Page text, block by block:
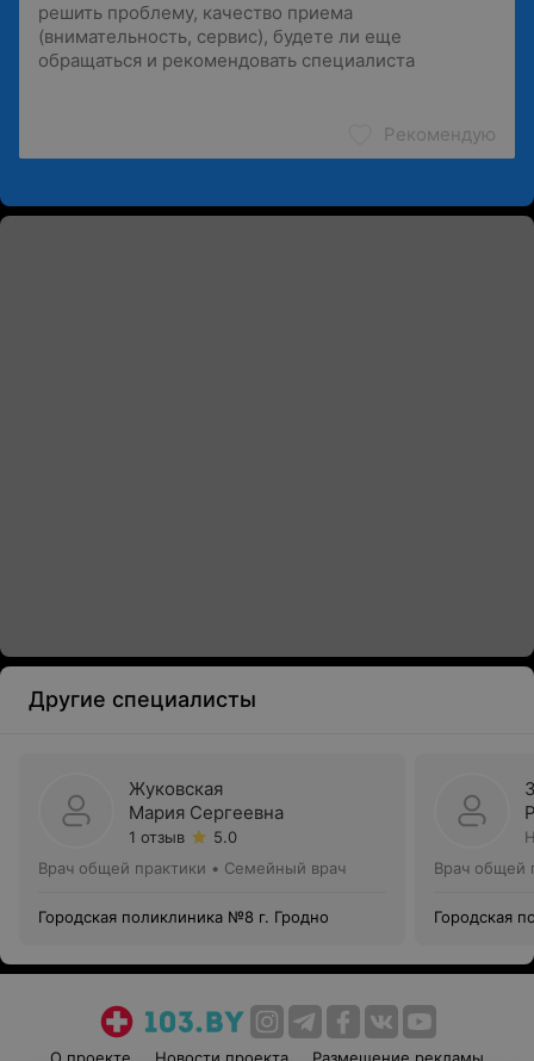
Рекомендую
Другие специалисты
Жуковская
Мария Сергеевна
1 отзыв
5.0
Врач общей практики • Семейный врач
Городская поликлиника №8 г. Гродно
Врач общей
Городская